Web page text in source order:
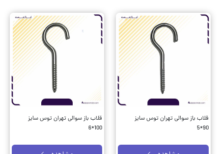
قلاب باز سوالی تهران توس سایز
90*5
قلاب باز سوالی تهران توس سایز
100*6